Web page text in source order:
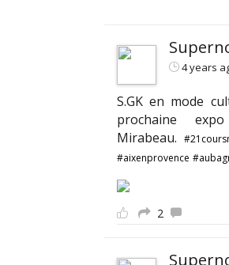
4 years
S.GK en mode
prochaine
Mirabeau.
#aixenprovence
2